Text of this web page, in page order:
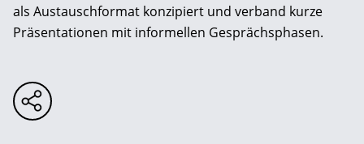
als Austauschformat konzipiert und verband kurze
Präsentationen mit informellen Gesprächsphasen.